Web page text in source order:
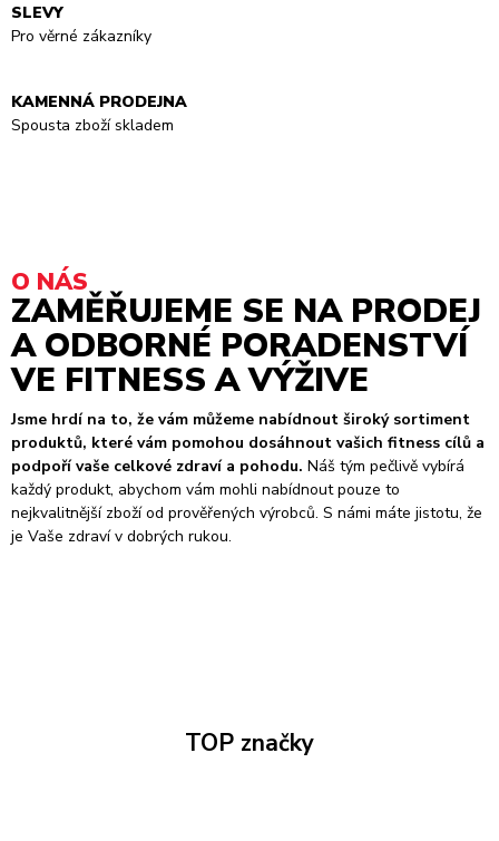
SLEVY
Pro věrné zákazníky
KAMENNÁ PRODEJNA
Spousta zboží skladem
O NÁS
ZAMĚŘUJEME SE NA PRODEJ
A ODBORNÉ PORADENSTVÍ
VE FITNESS A VÝŽIVE
Jsme hrdí na to, že vám můžeme nabídnout široký sortiment
produktů, které vám pomohou dosáhnout vašich fitness cílů a
podpoří vaše celkové zdraví a pohodu. Náš tým pečlivě vybírá
každý produkt, abychom vám mohli nabídnout pouze to
nejkvalitnější zboží od prověřených výrobců. S námi máte jistotu, že
je Vaše zdraví v dobrých rukou.
TOP značky